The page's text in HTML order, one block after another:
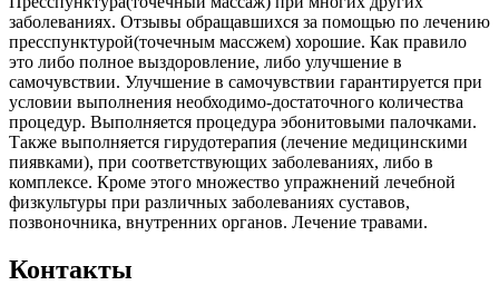
заболеваниях. Отзывы обращавшихся за помощью по лечению
пресспунктурой(точечным массжем) хорошие. Как правило
это либо полное выздоровление, либо улучшение в
самочувствии. Улучшение в самочувствии гарантируется при
условии выполнения необходимо-достаточного количества
процедур. Выполняется процедура эбонитовыми палочками.
Также выполняется гирудотерапия (лечение медицинскими
пиявками), при соответствующих заболеваниях, либо в
комплексе. Кроме этого множество упражнений лечебной
физкультуры при различных заболеваниях суставов,
позвоночника, внутренних органов. Лечение травами.
Контакты